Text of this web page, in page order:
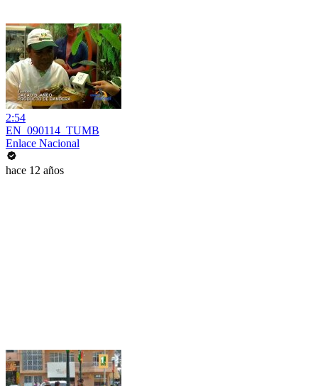
2:54
EN_090114_TUMB
Enlace Nacional
hace 12 años